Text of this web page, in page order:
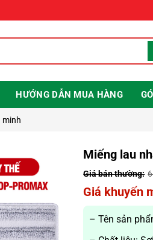
HƯỚNG DẪN MUA HÀNG
minh
Miếng lau
Giá
gốc
là:
65,000₫.
Giá
hiện
tại
– Tên sản